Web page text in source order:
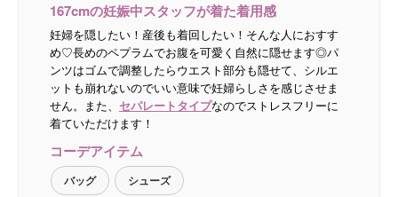
167cmの妊娠中スタッフが着た着用感
妊婦を隠したい！産後も着回したい！そんな人におすす
め♡長めのペプラムでお腹を可愛く自然に隠せます◎パ
ンツはゴムで調整したらウエスト部分も隠せて、シルエ
ットも崩れないのでいい意味で妊婦らしさを感じさせま
せん。また、 セパレートタイプなのでストレスフリーに
着ていただけます！
コーデアイテム
バッグ シューズ